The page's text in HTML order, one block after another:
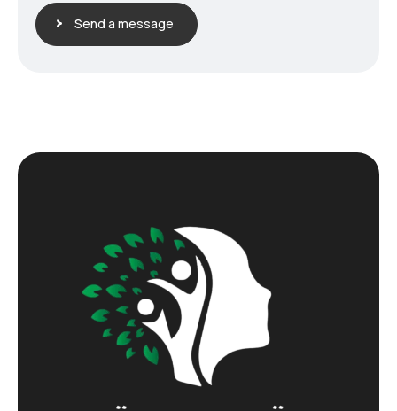
Send a message